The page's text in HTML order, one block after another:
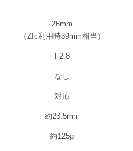
26mm
（Zfc利用時39mm相当）
F2.8
なし
対応
約23.5mm
約125g